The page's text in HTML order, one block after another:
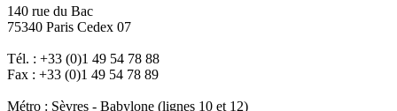
140 rue du Bac
75340 Paris Cedex 07
Tél. : +33 (0)1 49 54 78 88
Fax : +33 (0)1 49 54 78 89
Métro : Sèvres - Babylone (lignes 10 et 12)